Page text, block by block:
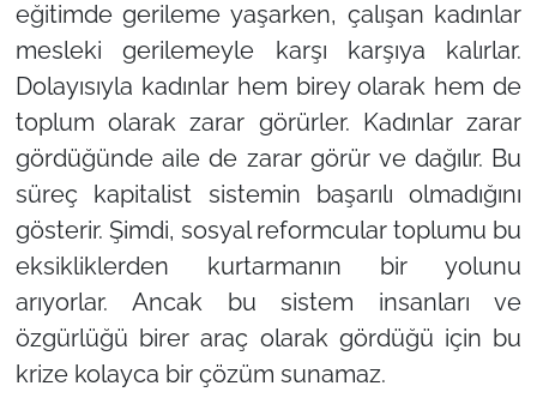
eğitimde gerileme yaşarken, çalışan kadınlar
mesleki gerilemeyle karşı karşıya kalırlar.
Dolayısıyla kadınlar hem birey olarak hem de
toplum olarak zarar görürler. Kadınlar zarar
gördüğünde aile de zarar görür ve dağılır. Bu
süreç kapitalist sistemin başarılı olmadığını
gösterir. Şimdi, sosyal reformcular toplumu bu
eksikliklerden kurtarmanın bir yolunu
arıyorlar. Ancak bu sistem insanları ve
özgürlüğü birer araç olarak gördüğü için bu
krize kolayca bir çözüm sunamaz.